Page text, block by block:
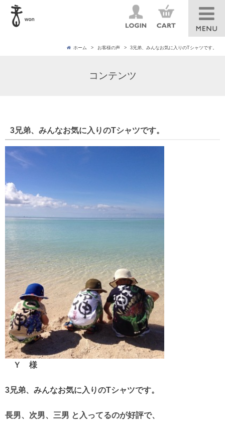
ホーム お客様の声 3兄弟、みんなお気に入りのTシャツです。
コンテンツ
3兄弟、みんなお気に入りのTシャツです。
Ｙ 様
3兄弟、みんなお気に入りのTシャツです。
長男、次男、三男 と入ってるのが好評で、